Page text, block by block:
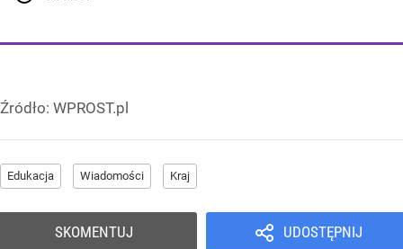
Źródło: WPROST.pl
Edukacja Wiadomości Kraj
UDOSTĘPNIJ
SKOMENTUJ